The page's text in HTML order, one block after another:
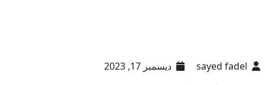
ديسمبر 17, 2023